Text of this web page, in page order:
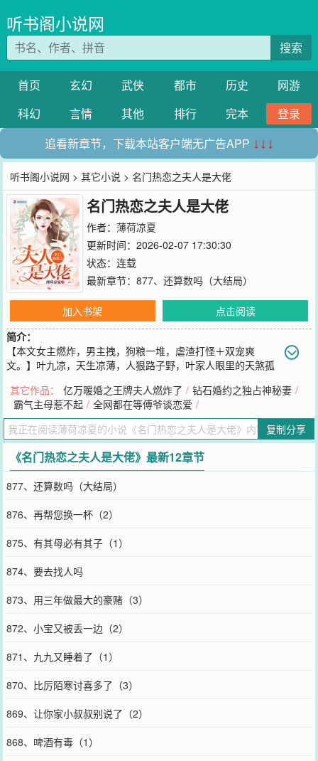
听书阁小说网
搜索
首页 玄幻 武侠 都市 历史
网游
科幻
言情 其他 排行 完本
登录
追看新章节，下载本站客户端无广告APP ↓↓↓
听书阁小说网 >其它小说 > 名门热恋之夫人是大佬
名门热恋之夫人是大佬
作者： 薄荷凉夏
更新时间：2026-02-07 17:30:30
状态：连载
最新章节： 877、还算数吗（大结局）
加入书架
点击阅读
简介：
【本文女主燃炸，男主拽，狗粮一堆，虐渣打怪＋双宠爽
文。】叶九凉，天生凉薄，人狠路子野，叶家人眼里的天煞孤
第一。气人的是，在厉陌寒眼中，她是他的小混蛋，是他厉陌寒要宠
上天的心尖宝。京城盛传，厉家太子爷，一记眼神都能将人挫骨扬
灰。可就是这么矜贵高冷的主，竟然被叶九凉调戏了，而且貌似
还……脸红了。＊＊相识，她被一群狼狗包围，却气定神闲地坐在沙
发上和他的属下们“聊人生。”相知，她觉得厉陌寒是全世界最帅最酷
最炸的男人，是她叶九凉唯一想撩的男人。相爱，她叶九凉要做整个
京都最嚣张的崽，谁敢算计她家厉陌寒，就得做好她开挖掘机去刨他
家祖坟的准备。狗粮篇：某心机女哔哔说：“叶九凉，你不就是冲着厉
陌寒的钱……”话还没说完，一根七彩棒棒糖砸向她的脑袋。“肤浅。”
叶九凉双手抄着裤兜，眉眼满是蔑意，“一点都不懂得欣赏我家厉陌寒
的盛世美颜。”她分明就是冲着他的盛世美颜去的。
您要是觉得《名门热恋之夫人是大佬
群和微博微信里的朋友推荐哦！
其它作品： 亿万暖婚之王牌夫人燃炸了 / 钻石婚约之独占神秘妻 /
霸气主母惹不起 / 全网都在等傅爷谈恋爱 /
复制分享
《名门热恋之夫人是大佬》最新12章节
877、还算数吗（大结局）
876、再帮您换一杯（2）
875、有其母必有其子（1）
874、要去找人吗
873、用三年做最大的豪赌（3）
872、小宝又被丢一边（2）
871、九九又睡着了（1）
870、比厉陌寒讨喜多了（3）
869、让你家小叔叔别说了（2）
868、啤酒有毒（1）